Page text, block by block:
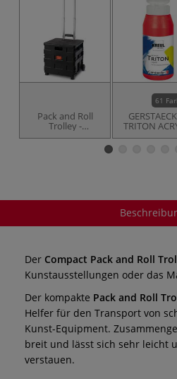
Pack and Roll
Trolley -
Klappbarer
61
TRITON
Der Compact Pack and Roll
Kunstausstellungen oder das
Der kompakte Pack and Roll
Helfer für den Transport von
Kunst-Equipment.
breit und lässt sich sehr leicht
verstauen.